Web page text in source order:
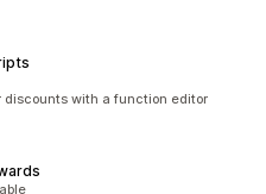
with a function editor